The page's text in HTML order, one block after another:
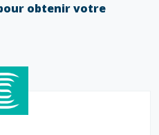
obtenir votre